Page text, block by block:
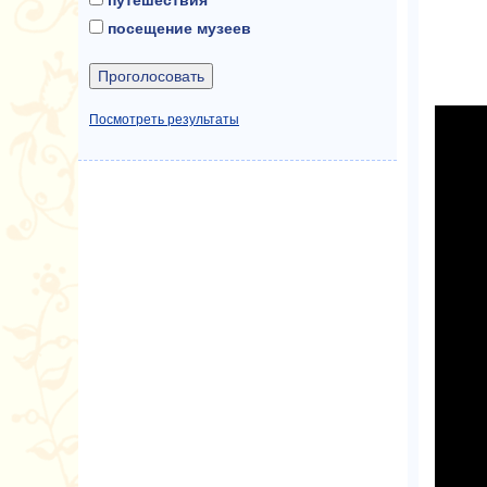
посещение музеев
Посмотреть результаты